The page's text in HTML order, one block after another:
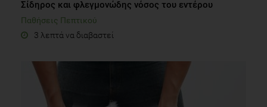
Σίδηρος και φλεγμονώδης νόσος του εντέρου
Παθήσεις Πεπτικού
3 λεπτά να διαβαστεί